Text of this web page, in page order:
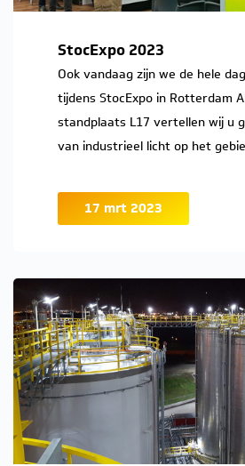
17 mrt 2023
StocExpo 2023
Ook vandaag zijn we de hele
tijdens StocExpo in Rotterdam
standplaats L17 vertellen wij u
van industrieel licht op het